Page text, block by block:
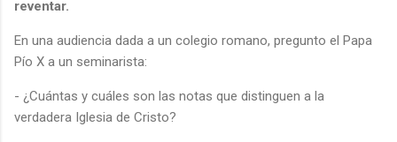
reventar.
En una audiencia dada a un colegio romano, pregunto el Papa
Pío X a un seminarista:
- ¿Cuántas y cuáles son las notas que distinguen a la
verdadera Iglesia de Cristo?